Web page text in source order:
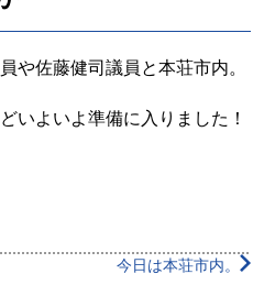
や佐藤健司議員と本荘市内。
いよいよ準備に入りました！
今日は本荘市内。